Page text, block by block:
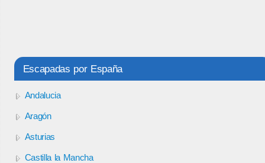
Escapadas por España
Andalucia
Aragón
Asturias
Castilla la Mancha